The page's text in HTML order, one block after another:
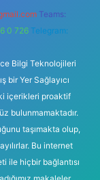
Teams:
0 726 Telegram:
Bilgi Teknolojileri
bir Yer Sağlayıcı
içerikleri proaktif
bulunmamaktadır.
taşımakta olup,
Bu internet
ile hiçbir bağlantısı